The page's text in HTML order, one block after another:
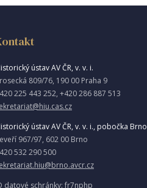
ústav AV ČR, v. v. i.
809/76, 190 00 Praha 9
225 443 252, +420 286 887 513
ústav AV ČR, v. v. i., pobočka Brno
967/97, 602 00 Brno
532 290 500
datové schránky: fr7nphp